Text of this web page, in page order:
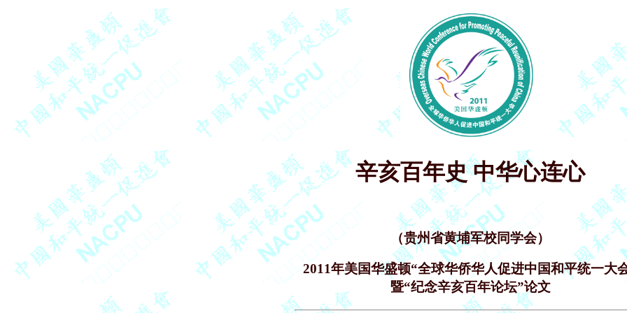
辛亥百年史 中华心连心
（贵州省黄埔军校同学会）
2011年美国华盛顿“全球华侨华人促进中国和平统一大
暨“纪念辛亥百年论坛”论文